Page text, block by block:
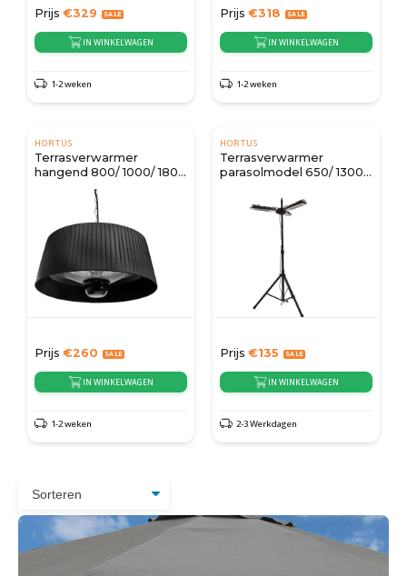
Prijs €329
IN WINKELWAGEN
1-2 weken
Prijs €318
IN WINKELWAGEN
1-2 weken
HORTUS
Terrasverwarmer
hangend 800/ 1000/ 1800
W - Ø60 cm
Prijs €260
IN WINKELWAGEN
1-2 weken
HORTUS
Terrasverwarmer
parasolmodel 650/ 1300/
Prijs €135
IN WINKELWAGEN
2-3 Werkdagen